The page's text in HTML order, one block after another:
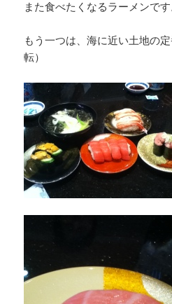
また食べたくなるラーメンです
もう一つは、海に近い土地の
転）